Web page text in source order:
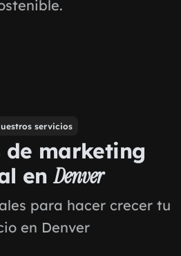
servicios
de marketing
enDenver
para hacer crecer tu
en Denver